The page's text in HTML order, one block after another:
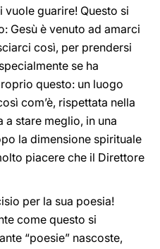
guarire! Questo si
Gesù è venuto ad amarci
così, per prendersi
se ha
questo: un luogo
com’è, rispettata nella
a stare meglio, in una
la dimensione spirituale
piacere che il Direttore
per la sua poesia!
come questo si
“poesie” nascoste,